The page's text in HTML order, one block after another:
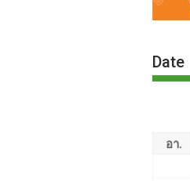
Date
อา.